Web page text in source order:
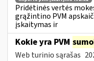
Pridėtinės vertės
grąžintino PVM
įskaitymas ir
Kokie yra PVM
Web turinio sąrašas